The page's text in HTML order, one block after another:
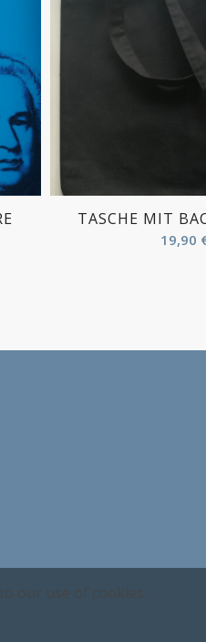
TASCHE MIT
19,90
our use of cookies.